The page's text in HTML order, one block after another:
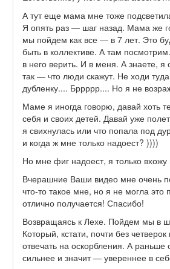
А тут еще мама мне тоже
Я опять раз — шаг назад. Мама же
мы пойдем как все — в 7 лет. Это
быть в коллективе. А там
в него верить. И в меня. А знаете,
так — что люди скажут. Не ходи
дубленку.... Бррррр.... Но я не
Маме я иногда говорю, давай хоть
себя и своих детей. Давай уже
я свихнулась или что попала под
и когда ж мне только надоест? ))))
Но мне фиг надоест, я только вхожу
Вчерашние Ваши видео мне очень
что-то такое мне, но я не могла
отлично получается! Спасибо!
Возвращаясь к Лехе. Пойдем мы в
Который, кстати, почти без
отвечать на оскорбления. А раньше
сильнее и значит — увереннее в